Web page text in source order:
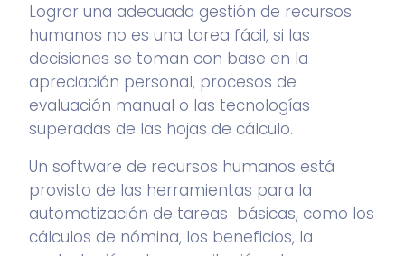
Lograr una adecuada gestión de recursos
humanos no es una tarea fácil, si las
decisiones se toman con base en la
apreciación personal, procesos de
evaluación manual o las tecnologías
superadas de las hojas de cálculo.
Un software de recursos humanos está
provisto de las herramientas para la
automatización de tareas básicas, como los
cálculos de nómina, los beneficios, la